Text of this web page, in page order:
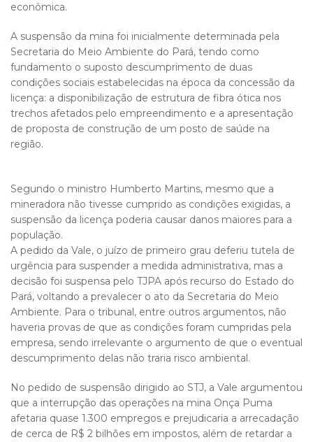
econômica.
A suspensão da mina foi inicialmente determinada pela
Secretaria do Meio Ambiente do Pará, tendo como
fundamento o suposto descumprimento de duas
condições sociais estabelecidas na época da concessão da
licença: a disponibilização de estrutura de fibra ótica nos
trechos afetados pelo empreendimento e a apresentação
de proposta de construção de um posto de saúde na
região.
Segundo o ministro Humberto Martins, mesmo que a
mineradora não tivesse cumprido as condições exigidas, a
suspensão da licença poderia causar danos maiores para a
população.
A pedido da Vale, o juízo de primeiro grau deferiu tutela de
urgência para suspender a medida administrativa, mas a
decisão foi suspensa pelo TJPA após recurso do Estado do
Pará, voltando a prevalecer o ato da Secretaria do Meio
Ambiente. Para o tribunal, entre outros argumentos, não
haveria provas de que as condições foram cumpridas pela
empresa, sendo irrelevante o argumento de que o eventual
descumprimento delas não traria risco ambiental.
No pedido de suspensão dirigido ao STJ, a Vale argumentou
que a interrupção das operações na mina Onça Puma
afetaria quase 1.300 empregos e prejudicaria a arrecadação
de cerca de R$ 2 bilhões em impostos, além de retardar a